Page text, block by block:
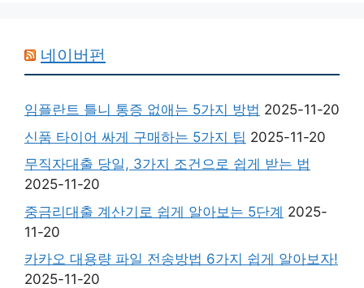
네이버펀
임플란트 틀니 통증 없애는 5가지 방법 2025-11-20
신품 타이어 싸게 구매하는 5가지 팁 2025-11-20
무직자대출 당일, 3가지 조건으로 쉽게 받는 법
2025-11-20
중금리대출 계산기로 쉽게 알아보는 5단계 2025-
11-20
카카오 대용량 파일 전송방법 6가지 쉽게 알아보자!
2025-11-20